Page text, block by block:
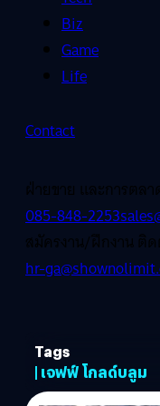
Biz
Game
Life
Contact
ฝ่ายขาย และการตลา
085-848-2253
สมัครงาน/ฝึกงาน ติ
hr-
Tags
| เจฟฟ์ โกลด์บลูม